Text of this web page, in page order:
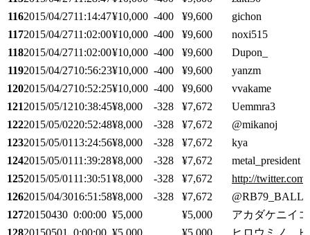
1162015/04/2711:14:47¥10,000 -400 ¥9,600
gichon
1172015/04/2711:02:00¥10,000 -400 ¥9,600
noxi515
1182015/04/2711:02:00¥10,000 -400 ¥9,600
Dupon_
1192015/04/2710:56:23¥10,000 -400 ¥9,600
yanzm
1202015/04/2710:52:25¥10,000 -400 ¥9,600
vvakame
1212015/05/1210:38:45¥8,000 -328 ¥7,672
Uemmra3
1222015/05/0220:52:48¥8,000 -328 ¥7,672
@mikanoj
1232015/05/01 13:24:56¥8,000 -328 ¥7,672
kya
1242015/05/01 11:39:28¥8,000 -328 ¥7,672
metal_president
1252015/05/01 11:30:51 ¥8,000 -328 ¥7,672
http://
1262015/04/3016:51:58¥8,000 -328 ¥7,672
@RB79_BALL
12720150430 0:00:00 ¥5,000 ¥5,000
アカダケニイ